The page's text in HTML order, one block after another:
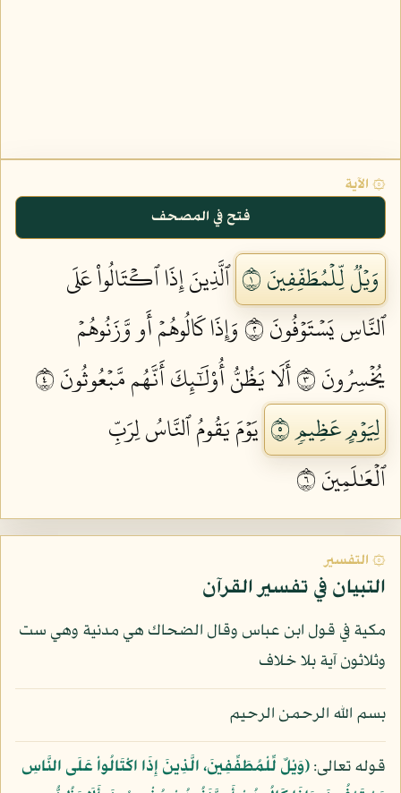
۞ الآية
فتح في المصحف
وَيۡلٞ لِّلۡمُطَفِّفِينَ ١
ٱلَّذِينَ إِذَا ٱكۡتَالُواْ عَلَى
ٱلنَّاسِ يَسۡتَوۡفُونَ ٢
وَإِذَا كَالُوهُمۡ أَو وَّزَنُوهُمۡ
يُخۡسِرُونَ ٣
أَلَا يَظُنُّ أُوْلَٰٓئِكَ أَنَّهُم مَّبۡعُوثُونَ ٤
لِيَوۡمٍ عَظِيمٖ ٥
يَوۡمَ يَقُومُ ٱلنَّاسُ لِرَبِّ
ٱلۡعَٰلَمِينَ ٦
۞ التفسير
التبيان في تفسير القرآن
مكية في قول ابن عباس وقال الضحاك هي مدنية وهي ست
وثلاثون آية بلا خلاف
بسم الله الرحمن الرحيم
قوله تعالى:﴿وَيْلٌ لِّلْمُطَفِّفِينَ، الَّذِينَ إِذَا اكْتَالُواْ عَلَى النَّاسِ